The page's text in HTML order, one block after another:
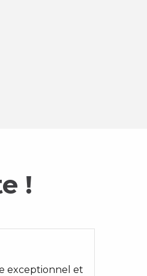
!
exceptionnel et